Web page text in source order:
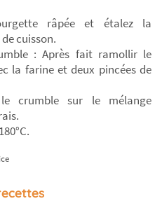
râpée et étalez la
cuisson.
: Après fait ramollir le
la farine et deux pincées de
le crumble sur le mélange